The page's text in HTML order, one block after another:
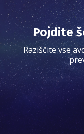
Pojdite
Raziščite vse